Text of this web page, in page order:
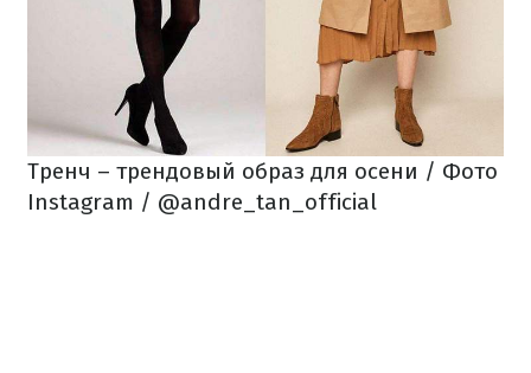
Тренч – трендовый образ для осени / Фото
Instagram / @andre_tan_official